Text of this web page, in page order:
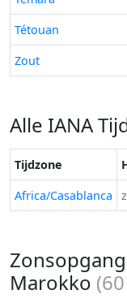
Tétouan
Zout
Alle IANA
Tijdzone
Africa/Casablanca
Marokko (60